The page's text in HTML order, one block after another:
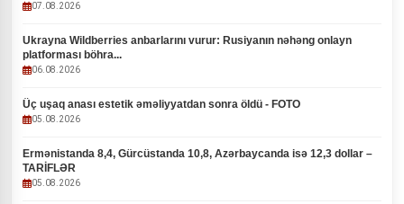
07.08.2026
Ukrayna Wildberries anbarlarını vurur: Rusiyanın nəhəng onlayn
platforması böhra...
06.08.2026
Üç uşaq anası estetik əməliyyatdan sonra öldü - FOTO
05.08.2026
Ermənistanda 8,4, Gürcüstanda 10,8, Azərbaycanda isə 12,3 dollar –
TARİFLƏR
05.08.2026